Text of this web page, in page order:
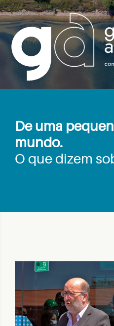
De uma
mundo.
O que dizem